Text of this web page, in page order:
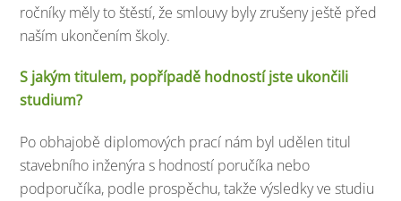
ročníky měly to štěstí, že smlouvy byly zrušeny ještě před
naším ukončením školy.
S jakým titulem, popřípadě hodností jste ukončili
studium?
Po obhajobě diplomových prací nám byl udělen titul
stavebního inženýra s hodností poručíka nebo
podporučíka, podle prospěchu, takže výsledky ve studiu